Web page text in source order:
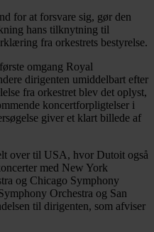
for at forsvare sig, gør den
hans tilknytning til
fra orkestrets bestyrelse.
omgang Royal
dirigenten umiddelbart efter
fra orkestret blev det oplyst,
koncertforpligtelser i
giver et klart billede af
over til USA, hvor Dutoit også
med New York
og Chicago Symphony
Orchestra og San
til dirigenten, som afviser